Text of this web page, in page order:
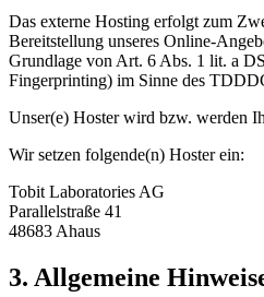
Das externe Hosting erfolgt zum
Bereitstellung unseres Online-
Grundlage von Art. 6 Abs. 1 lit. a
Fingerprinting) im Sinne des
Unser(e) Hoster wird bzw. werden
Wir setzen folgende(n) Hoster ein:
Tobit Laboratories AG
Parallelstraße 41
48683 Ahaus
3. Allgemeine